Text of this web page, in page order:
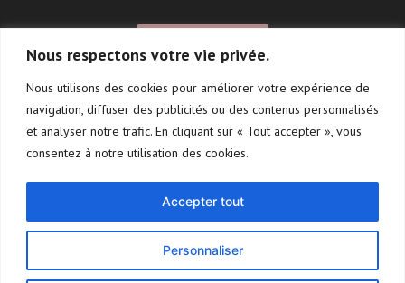
Nous respectons votre vie privée.
Nous utilisons des cookies pour améliorer votre expérience de
navigation, diffuser des publicités ou des contenus personnalisés
et analyser notre trafic. En cliquant sur « Tout accepter », vous
consentez à notre utilisation des cookies.
Personnaliser
Accepter tout
CONTACT
Suivez-moi!
2026 ©Tous droits réservés - Carole Vézina -